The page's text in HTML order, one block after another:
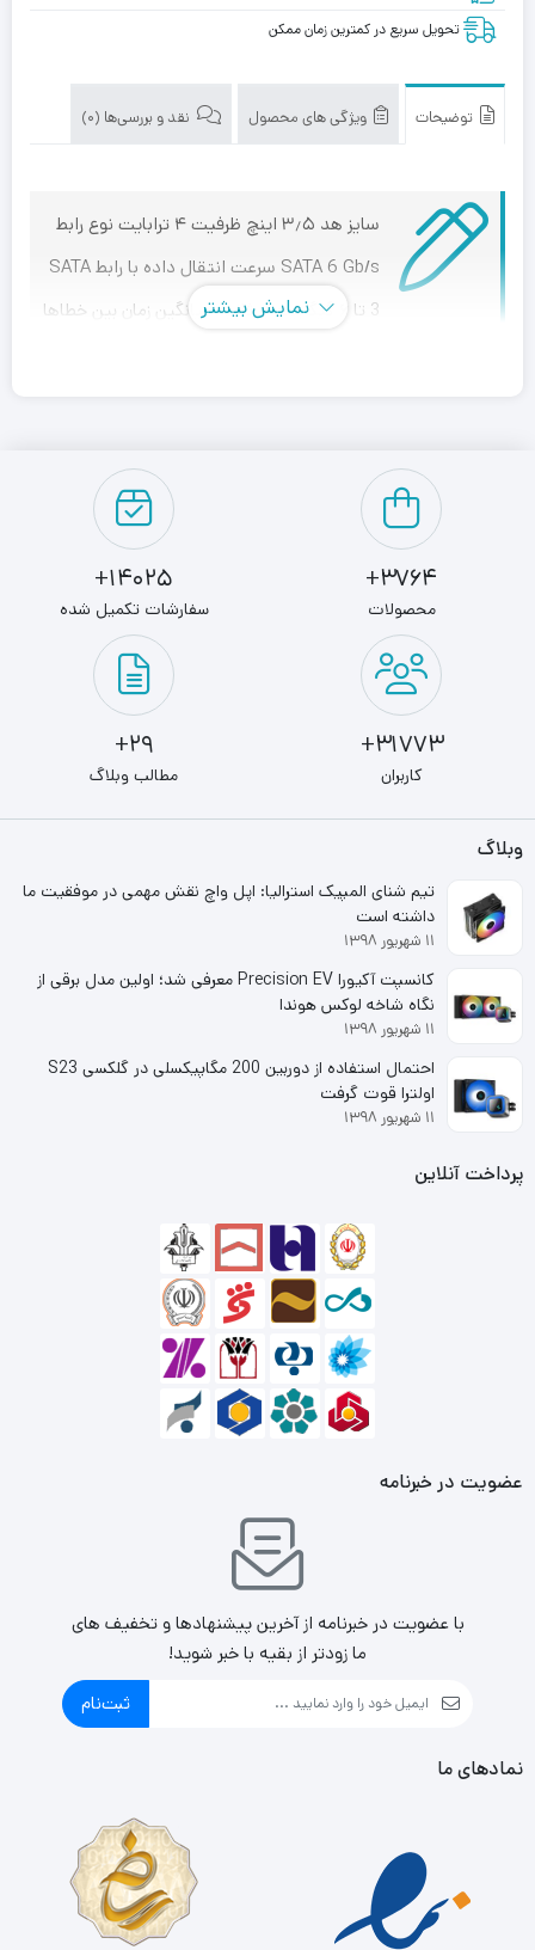
تحویل سریع در کمترین زمان ممکن
توضیحات ویژگی های محصول نقد و بررسی‌ها (0)
سایز هد ۳٫۵ اینچ ظرفیت ۴ ترابایت نوع رابط
SATA 6 Gb/s سرعت انتقال داده با رابط SATA
3 تا ۶ گیگابیت بر ثانیه میانگین زمان بین خطاها
ميلي ‌متر با وزن 610 گرم توسط کمپانی sea gate برای استفاده
کاربرانی که اطلاعات زیادی جهت ذخیره سازی و آرشیو بندی دارند
طراحی و تولید شده است.
HARD INTERNAL 4TB SEAGATE BARACUDA به یک رابط
SATA 3.0 و یک حافظه کش 64 مگابایتی مجهز است.
توسط این رابط میتوان اطلاعات را تا سرعت 6 گیگابیت در ثانیه
پردازش و جا به جا کرد.
هد استفاده شده در این سری از هارد دیسک های باراکودا
نمایش بیشتر
3764+
محصولات
14025+
سفارشات تکمیل شده
31773+
کاربران
29+
مطالب وبلاگ
وبلاگ
تیم شنای المپیک استرالیا: اپل واچ نقش مهمی در موفقیت ما
داشته است
۱۱ شهریور ۱۳۹۸
کانسپت آکیورا Precision EV معرفی شد؛ اولین مدل برقی از
نگاه شاخه لوکس هوندا
۱۱ شهریور ۱۳۹۸
احتمال استفاده از دوربین 200 مگاپیکسلی در گلکسی S23
اولترا قوت گرفت
۱۱ شهریور ۱۳۹۸
پرداخت آنلاین
عضویت در خبرنامه
با عضویت در خبرنامه از آخرین پیشنهادها و تخفیف های
ما زودتر از بقیه با خبر شوید!
ثبت‌نام
نمادهای ما